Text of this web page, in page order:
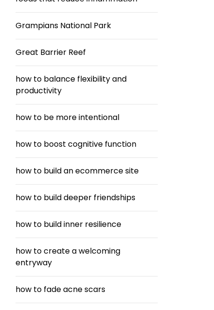
Grampians National Park
Great Barrier Reef
how to balance flexibility and
productivity
how to be more intentional
how to boost cognitive function
how to build an ecommerce site
how to build deeper friendships
how to build inner resilience
how to create a welcoming
entryway
how to fade acne scars